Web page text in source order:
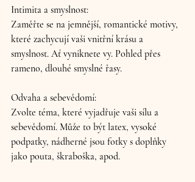
Intimita a smyslnost:
Zaměřte se na jemnější, romantické motivy,
které zachycují vaši vnitřní krásu a
smyslnost. Ať vyniknete vy. Pohled přes
rameno, dlouhé smyslné řasy.
Odvaha a sebevědomí:
Zvolte téma, které vyjadřuje vaši sílu a
sebevědomí. Může to být latex, vysoké
podpatky, nádherné jsou fotky s doplňky
jako pouta, škraboška, apod.